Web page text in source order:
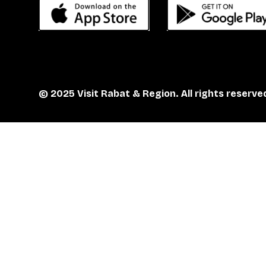
© 2025 Visit Rabat & Region. All rights